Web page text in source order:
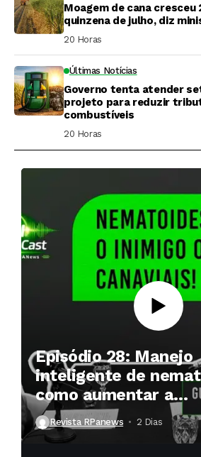
Moagem de cana cresceu
quinzena de julho, diz
20 Horas ⁮
Últimas Notícias
Governo tenta atender
projeto para reduzir
combustíveis
20 Horas ⁮
Episódio 28: Manejo
inteligente de
como aumentar a
produtividade das
Revista RPanews 2 Dias ⁮